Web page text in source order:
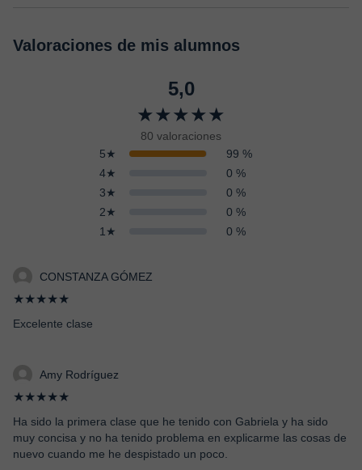
Valoraciones de mis alumnos
5,0
★★★★★
80 valoraciones
5★
99 %
4★
0 %
3★
0 %
2★
0 %
1★
0 %
CONSTANZA GÓMEZ
★★★★★
Excelente clase
Amy Rodríguez
★★★★★
Ha sido la primera clase que he tenido con Gabriela y ha sido
muy concisa y no ha tenido problema en explicarme las cosas de
nuevo cuando me he despistado un poco.